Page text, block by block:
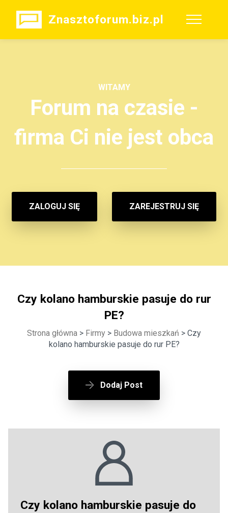
Znasztoforum.biz.pl
WITAMY
Forum na czasie -
firma Ci nie jest obca
ZALOGUJ SIĘ ZAREJESTRUJ SIĘ
Czy kolano hamburskie pasuje do rur
PE?
Strona główna > Firmy > Budowa mieszkań > Czy
kolano hamburskie pasuje do rur PE?
Dodaj Post
Czy kolano hamburskie pasuje do